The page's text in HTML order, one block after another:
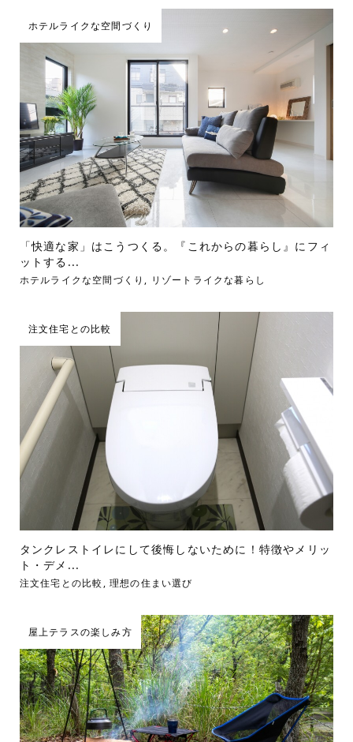
ホテルライクな空間づくり
「快適な家」はこうつくる。『これからの暮らし』にフィ
ットする...
ホテルライクな空間づくり , リゾートライクな暮らし
注文住宅との比較
タンクレストイレにして後悔しないために！特徴やメリッ
ト・デメ...
注文住宅との比較 , 理想の住まい選び
屋上テラスの楽しみ方